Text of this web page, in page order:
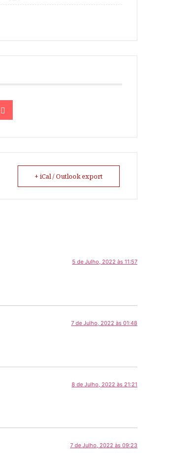
+ iCal / Outlook export
5 de Julho, 2022 às 11:57
7 de Julho, 2022 às 01:48
8 de Julho, 2022 às 21:21
7 de Julho, 2022 às 09:23